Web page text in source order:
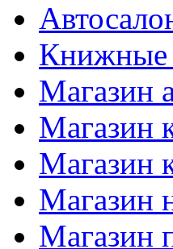
Книжные
Магазин
Магазин
Магазин
Магазин
Магазин